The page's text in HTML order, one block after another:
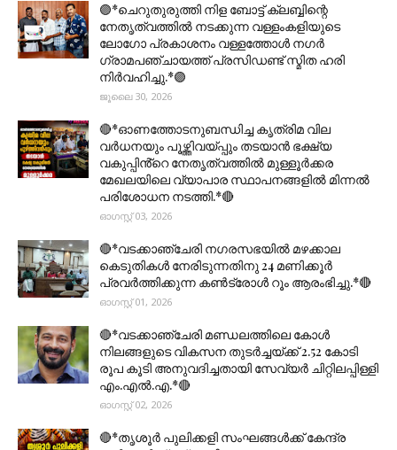
🟣*ചെറുതുരുത്തി നിള ബോട്ട് ക്ലബ്ബിന്റെ
നേതൃത്വത്തിൽ നടക്കുന്ന വള്ളംകളിയുടെ
ലോഗോ പ്രകാശനം വള്ളത്തോൾ നഗർ
ഗ്രാമപഞ്ചായത്ത് പ്രസിഡണ്ട് സ്മിത ഹരി
നിർവഹിച്ചു.*🟣
ജൂലൈ 30, 2026
🔴*ഓണത്തോടനുബന്ധിച്ച കൃത്രിമ വില
വർധനയും പൂഴ്ത്തിവയ്പ്പും തടയാൻ ഭക്ഷ്യ
വകുപ്പിൻ്റെ നേതൃത്വത്തിൽ മുള്ളൂർക്കര
മേഖലയിലെ വ്യാപാര സ്ഥാപനങ്ങളിൽ മിന്നൽ
പരിശോധന നടത്തി.*🔴
ഓഗസ്റ്റ് 03, 2026
🔴*വടക്കാഞ്ചേരി നഗരസഭയിൽ മഴക്കാല
കെടുതികൾ നേരിടുന്നതിനു 24 മണിക്കൂർ
പ്രവർത്തിക്കുന്ന കൺട്രോൾ റൂം ആരംഭിച്ചു.*🔴
ഓഗസ്റ്റ് 01, 2026
🔴*വടക്കാഞ്ചേരി മണ്ഡലത്തിലെ കോൾ
നിലങ്ങളുടെ വികസന തുടർച്ചയ്ക്ക് 2.52 കോടി
രൂപ കൂടി അനുവദിച്ചതായി സേവ്യർ ചിറ്റിലപ്പിള്ളി
എം.എൽ.എ.*🔴
ഓഗസ്റ്റ് 02, 2026
🔴*തൃശൂര്‍ പുലിക്കളി സംഘങ്ങള്‍ക്ക് കേന്ദ്ര